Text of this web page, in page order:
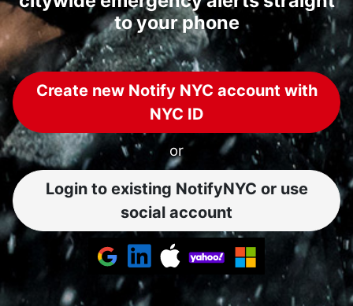
to your phone
Create new Notify NYC account with
NYC ID
or
Login to existing NotifyNYC or use
social account